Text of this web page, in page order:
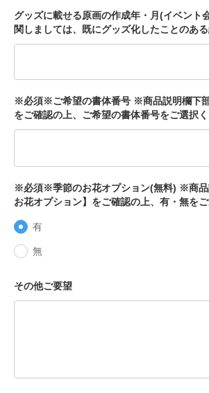
グッズに載せる原画の作成年・月(イベント
関しましては、既にグッズ化したことのあ
※必須※ご希望の書体番号 ※商品説明欄下部
をご確認の上、ご希望の書体番号をご選択く
※必須※季節のお花オプション(無料) ※商品
お花オプション】をご確認の上、有・無をご
有
無
その他ご要望